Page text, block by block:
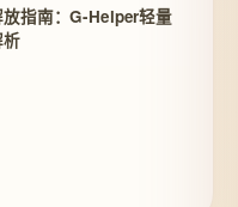
指南：G-Helper轻量